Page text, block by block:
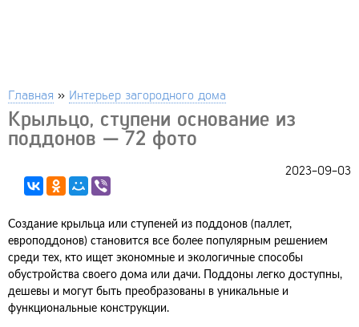
Главная » Интерьер загородного дома
Крыльцо, ступени основание из
поддонов — 72 фото
2023-09-03
Создание крыльца или ступеней из поддонов (паллет,
европоддонов) становится все более популярным решением
среди тех, кто ищет экономные и экологичные способы
обустройства своего дома или дачи. Поддоны легко доступны,
дешевы и могут быть преобразованы в уникальные и
функциональные конструкции.